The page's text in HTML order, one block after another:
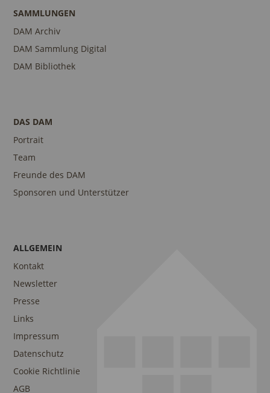
SAMMLUNGEN
DAM Archiv
DAM Sammlung Digital
DAM Bibliothek
DAS DAM
Portrait
Team
Freunde des DAM
Sponsoren und Unterstützer
ALLGEMEIN
Kontakt
Newsletter
Presse
Links
Impressum
Datenschutz
Cookie Richtlinie
AGB